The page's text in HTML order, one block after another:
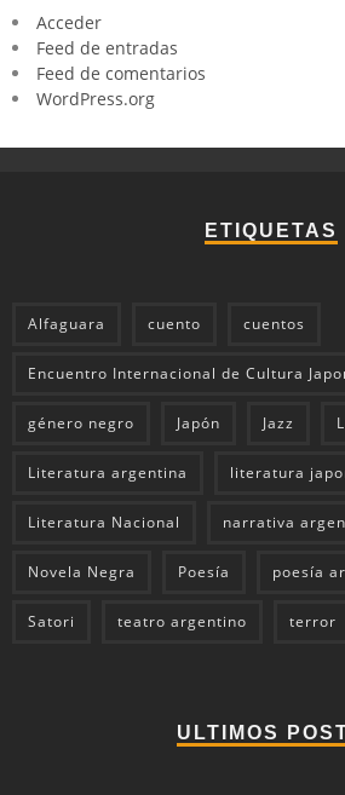
Acceder
Feed de entradas
Feed de comentarios
WordPress.org
ETIQUETAS
Alfaguara cuento cuentos
Encuentro Internacional de Cultura
género negro Japón Jazz
Literatura argentina literatura
Literatura Nacional narrativa
Novela Negra Poesía poesía
Satori teatro argentino terror
ULTIMOS